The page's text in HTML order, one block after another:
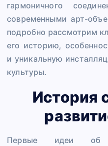
гармоничного
современными арт-
подробно рассмотрим
его историю,
и уникальную
культуры.
История
Первые идеи об